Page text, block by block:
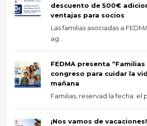
descuento de 500€
ventajas para socios
Las familias asociadas a
ag...
FEDMA presenta
congreso para cuidar la
mañana
Familias, reservad la fecha: el
¡Nos vamos de